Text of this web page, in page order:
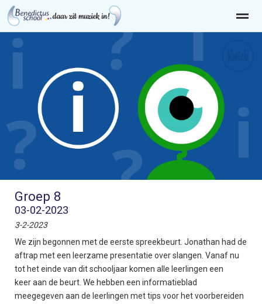
Home Zoeken Nieuws Agenda
Groep 8
03-02-2023
3-2-2023
We zijn begonnen met de eerste spreekbeurt. Jonathan had de
aftrap met een leerzame presentatie over slangen. Vanaf nu
tot het einde van dit schooljaar komen alle leerlingen een
keer aan de beurt. We hebben een informatieblad
meegegeven aan de leerlingen met tips voor het voorbereiden